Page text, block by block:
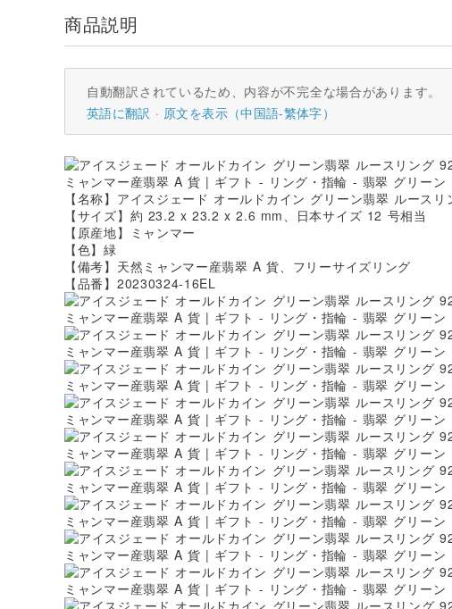
商品説明
自動翻訳されているため、内容が不完全な場合があります。
英語に翻訳
原文を表示（中国語-繁体字）
【名称】アイスジェード オールドカイン グリーン翡翠 ルース
【サイズ】約 23.2 x 23.2 x 2.6 mm、日本サイズ 12 号相当
【原産地】ミャンマー
【色】緑
【備考】天然ミャンマー産翡翠 A 貨、フリーサイズリング
【品番】20230324-16EL